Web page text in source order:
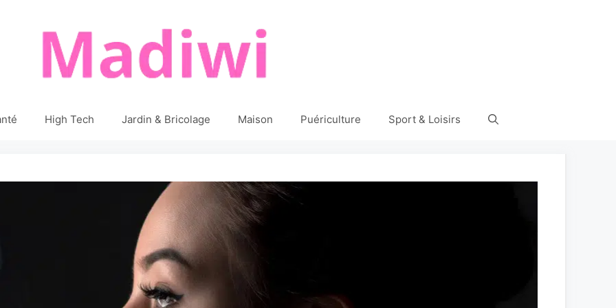
High Tech Jardin & Bricolage Maison Puériculture Sport & Loisirs